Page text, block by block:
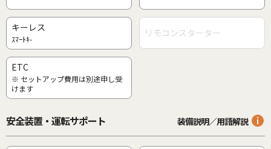
キーレス
ｽﾏｰﾄｷ- リモコンスターター
ETC
※ セットアップ費用は別途申し受
けます
安全装置・運転サポート 装備説明／用語解説